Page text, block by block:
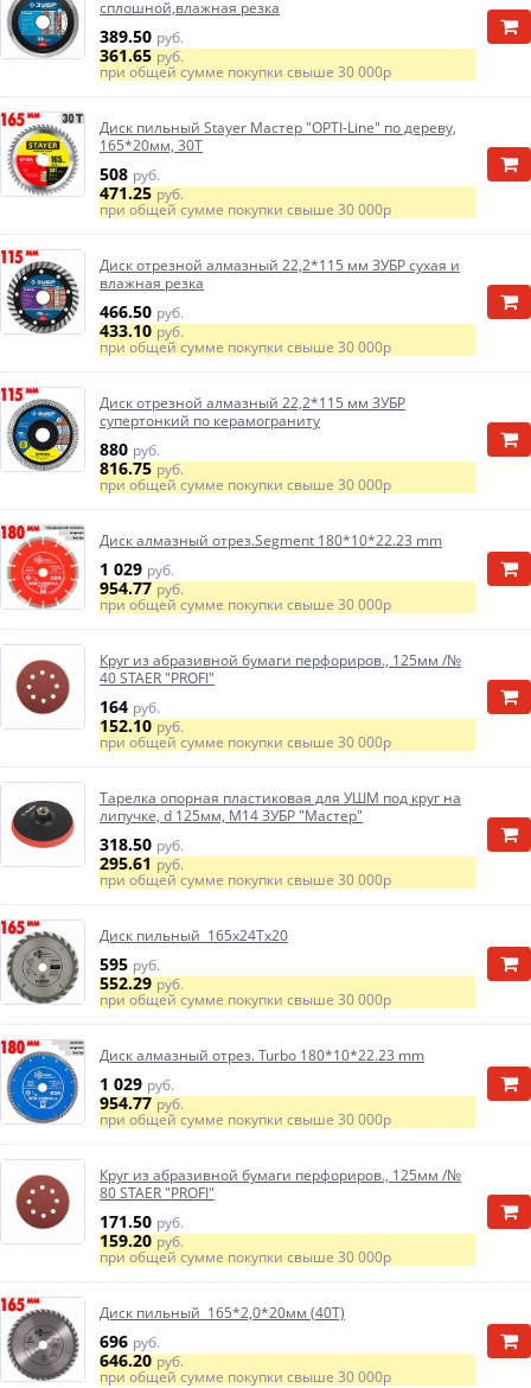
сплошной,влажная резка
389.50 руб.
361.65руб.
при общей сумме покупки свыше 30 000р
Диск пильный Stayer Мастер "OPTI-Line" по дереву,
165*20мм, 30Т
508 руб.
471.25руб.
при общей сумме покупки свыше 30 000р
Диск отрезной алмазный 22,2*115 мм ЗУБР сухая и
влажная резка
466.50 руб.
433.10руб.
при общей сумме покупки свыше 30 000р
Диск отрезной алмазный 22,2*115 мм ЗУБР
супертонкий по керамограниту
880 руб.
816.75руб.
при общей сумме покупки свыше 30 000р
Диск алмазный отрез.Segment 180*10*22.23 mm
1 029 руб.
954.77руб.
при общей сумме покупки свыше 30 000р
Круг из абразивной бумаги перфориров., 125мм /№
40 STAER "PROFI"
164 руб.
152.10руб.
при общей сумме покупки свыше 30 000р
Тарелка опорная пластиковая для УШМ под круг на
липучке, d 125мм, М14 ЗУБР "Мастер"
318.50 руб.
295.61руб.
при общей сумме покупки свыше 30 000р
Диск пильный 165х24Тх20
595 руб.
552.29руб.
при общей сумме покупки свыше 30 000р
Диск алмазный отрез. Turbo 180*10*22.23 mm
1 029 руб.
954.77руб.
при общей сумме покупки свыше 30 000р
Круг из абразивной бумаги перфориров., 125мм /№
80 STAER "PROFI"
171.50 руб.
159.20руб.
при общей сумме покупки свыше 30 000р
Диск пильный 165*2,0*20мм (40Т)
696 руб.
646.20руб.
при общей сумме покупки свыше 30 000р